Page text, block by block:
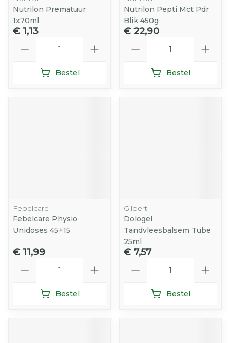
Nutrilon Prematuur
1x70ml
€ 1,13
Bestel
Nutrilon Pepti Mct Pdr
Blik 450g
€ 22,90
Bestel
Febelcare
Febelcare Physio
Unidoses 45+15
€ 11,99
Bestel
Gilbert
Dologel
Tandvleesbalsem Tube
25ml
€ 7,57
Bestel